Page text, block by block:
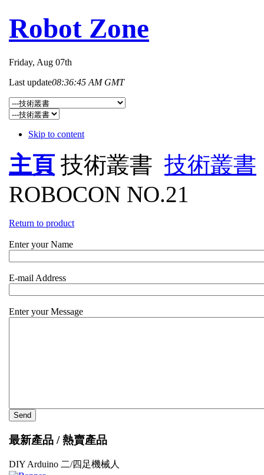
Robot Zone
Friday, Aug 07th
Last update08:36:45 AM GMT
Skip to content
主頁 技術叢書 技術叢書
ROBOCON NO.21
Return to product
Enter your Name
E-mail Address
Enter your Message
最新產品 / 熱賣產品
DIY Arduino 二/四足機械人